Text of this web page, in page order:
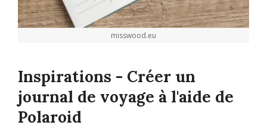
misswood.eu
Inspirations - Créer un
journal de voyage à l'aide de
Polaroid